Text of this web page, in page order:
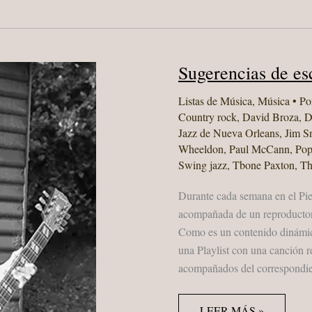
Sugerencias de
Listas de Música, Música•
Country rock, David Broza,
Jazz de Nueva Orleans, Jim
Wheeldon, Paul McCann,
Swing jazz, Tbone Paxton,
Durante cada semana en el
acompañada de un
Como es un contenido
una Playlist con una canción
acompañados del